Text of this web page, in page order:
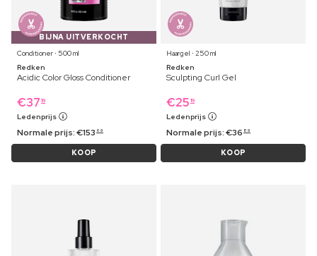
BIJNA UITVERKOCHT
Conditioner ⋅ 500 ml
Redken
Acidic Color Gloss Conditioner
€37 19
Ledenprijs
Normale prijs:€153 69
KOOP
Haargel ⋅ 250 ml
Redken
Sculpting Curl Gel
€25 19
Ledenprijs
Normale prijs:€36 89
KOOP